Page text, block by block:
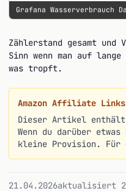
Grafana Wasserverbrauch
Zählerstand gesamt und
Sinn wenn man auf
was tropft.
Amazon Affiliate Links
Dieser Artikel
Wenn du darüber
kleine Provision. Für
21.04.2026aktualisiert